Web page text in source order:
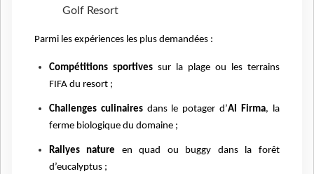
Golf Resort
Parmi les expériences les plus demandées :
Compétitions sportivessur la plage ou les terrains
FIFA du resort ;
Challenges culinairesdans le potager d’Al Firma, la
ferme biologique du domaine ;
Rallyes nature en quad ou buggy dans la forêt
d’eucalyptus ;